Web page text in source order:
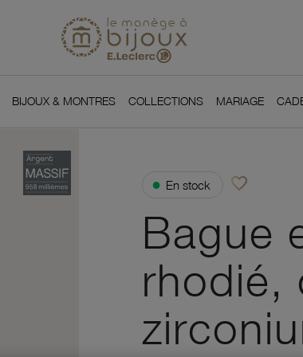
BIJOUX & MONTRES COLLECTIONS MARIAGE
● En stock favorite_borderAjouter à vos
Bague
rhodié,